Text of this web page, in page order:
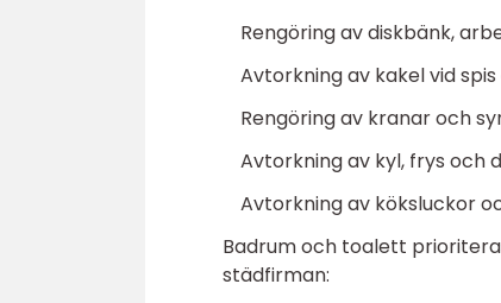
Rengöring av diskbänk,
Avtorkning av kakel vid
Rengöring av kranar och
Avtorkning av kyl, frys och
Avtorkning av köksluckor
Badrum och toalett
städfirman: